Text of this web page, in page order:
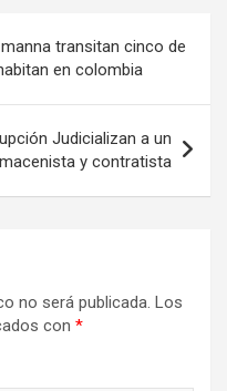
transitan cinco de
en colombia
Judicializan a un
y contratista
no será publicada. Los
con *